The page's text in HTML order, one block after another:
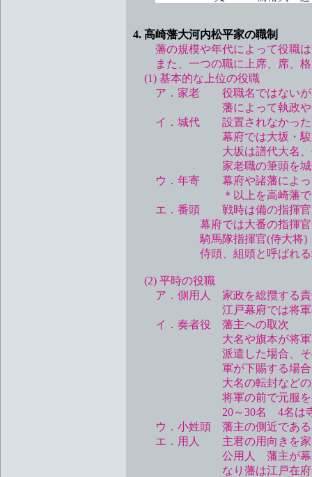
4. 高崎藩大河内松平家の職制
藩の規模や年代によって役職
また、一つの職に上席、席、格
(1) 基本的な上位の役職
ア．家老 役職名ではないが国
藩によって執政や参政の
イ．城代 設置されなかった
幕府では大坂・駿府・伏
大坂は譜代大名、他は老
家老職の筆頭を城代家
ウ．年寄 幕府や諸藩によって
＊以上を高崎藩では
エ．番頭 戦時は備の指揮官
幕府では大番の指揮官を大
騎馬隊指揮官(侍大将) 小
侍頭、組頭と呼ばれる場
(2) 平時の役職
ア．側用人 家政を総攬する責
江戸幕府では将軍の側近
イ．奏者役 藩主への取次
大名や旗本が将軍に拝謁す
派遣した場合、その氏名
軍が下賜する場合は
大名の転封などの重大な決
将軍の前で元服を行う大
20～30名 4名は寺社奉
ウ．小姓頭 藩主の側近である
エ．用人 主君の用向きを家
公用人 藩主が幕府の老中
なり藩は江戸在府となり、